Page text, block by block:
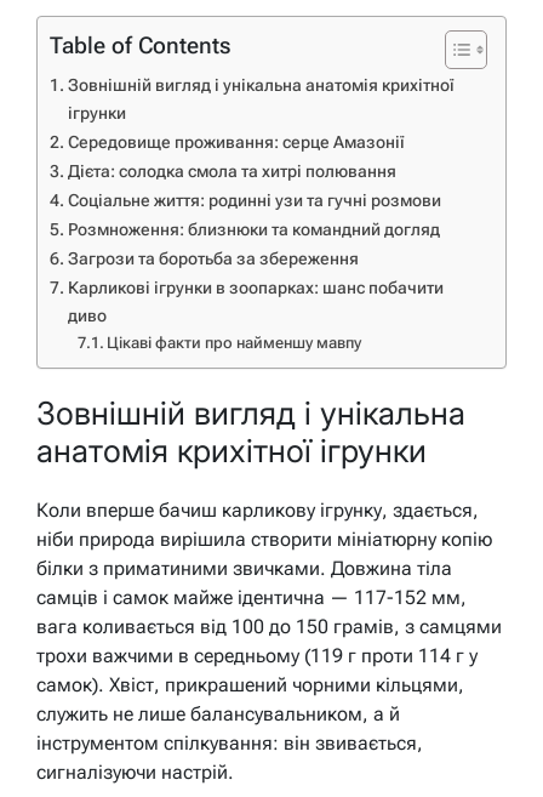
Table of Contents
Зовнішній вигляд і унікальна анатомія крихітної
ігрунки
Середовище проживання: серце Амазонії
Дієта: солодка смола та хитрі полювання
Соціальне життя: родинні узи та гучні розмови
Розмноження: близнюки та командний догляд
Загрози та боротьба за збереження
Карликові ігрунки в зоопарках: шанс побачити
диво
Цікаві факти про найменшу мавпу
Зовнішній вигляд і унікальна
анатомія крихітної ігрунки
Коли вперше бачиш карликову ігрунку, здається,
ніби природа вирішила створити мініатюрну копію
білки з приматиними звичками. Довжина тіла
самців і самок майже ідентична — 117-152 мм,
вага коливається від 100 до 150 грамів, з самцями
трохи важчими в середньому (119 г проти 114 г у
самок). Хвіст, прикрашений чорними кільцями,
служить не лише балансувальником, а й
інструментом спілкування: він звивається,
сигналізуючи настрій.